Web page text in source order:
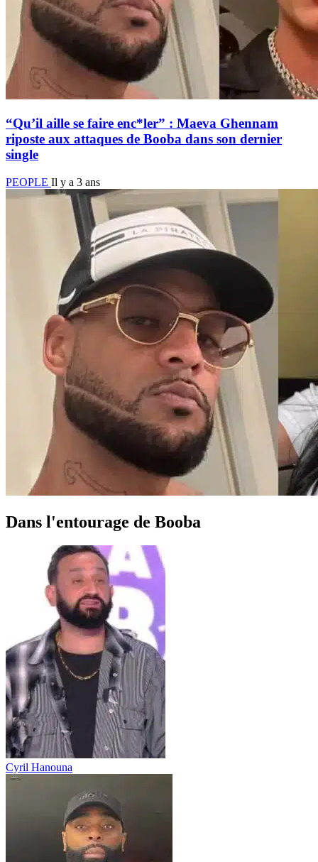
“Qu’il aille se faire enc*ler” : Maeva Ghennam
riposte aux attaques de Booba dans son dernier
single
PEOPLE Il y a 3 ans
Dans l'entourage de Booba
Cyril Hanouna